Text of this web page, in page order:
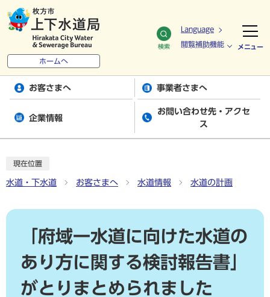
ホームへ
検索
Language
閲覧補助機能 メニュー
お客さまへ 事業者さまへ
企業情報
お問い合わせ先・アクセ
ス
現在位置
水道・下水道 お客さまへ 水道情報 水道の計画
「府域一水道に向けた水道の
あり方に関する検討報告書」
がとりまとめられました